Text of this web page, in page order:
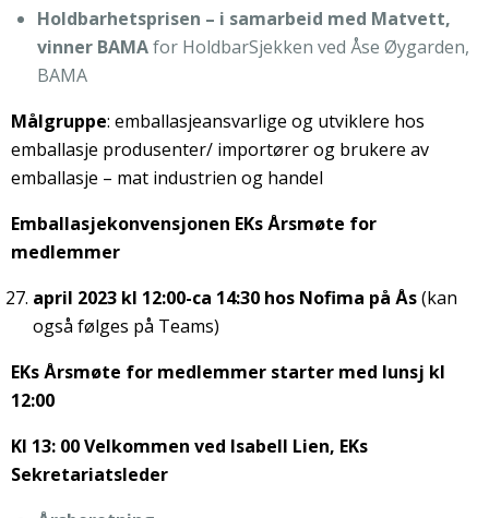
Holdbarhetsprisen – i samarbeid med Matvett,
vinner BAMAfor HoldbarSjekken ved Åse Øygarden,
BAMA
Målgruppe: emballasjeansvarlige og utviklere hos
emballasje produsenter/ importører og brukere av
emballasje – mat industrien og handel
Emballasjekonvensjonen EKs Årsmøte for
medlemmer
april 2023 kl 12:00-ca 14:30 hos Nofima på Ås(kan
også følges på Teams)
EKs Årsmøte for medlemmer starter med lunsj kl
12:00
Kl 13: 00 Velkommen ved Isabell Lien, EKs
Sekretariatsleder